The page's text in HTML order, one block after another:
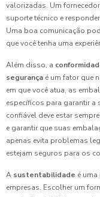
valorizadas. Um
suporte técnico e
Uma boa comunicação
que você tenha uma
Além disso, a
segurança é um fator que
em que você atua, as
específicos para garantir a
confiável deve estar
e garantir que suas
apenas evita problemas
estejam seguros para os
A sustentabilidade é
empresas. Escolher um